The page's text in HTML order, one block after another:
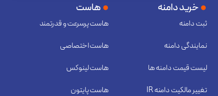
خرید دامنه
ثبت دامنه
نمایندگی دامنه
لیست قیمت دامنه ها
تغییر مالکیت دامنه IR
هاست
هاست پرسرعت و قدرتمند
هاست اختصاصی
هاست لینوکس
هاست پایتون